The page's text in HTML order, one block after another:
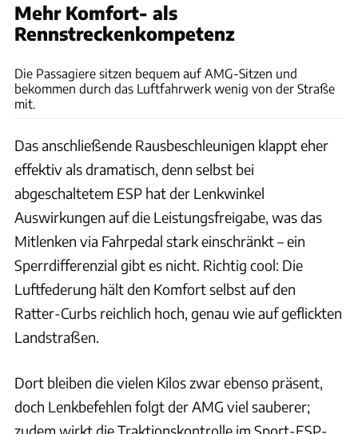
Mehr Komfort- als
Rennstreckenkompetenz
Die Passagiere sitzen bequem auf AMG-Sitzen und
bekommen durch das Luftfahrwerk wenig von der Straße
mit.
Das anschließende Rausbeschleunigen klappt eher
effektiv als dramatisch, denn selbst bei
abgeschaltetem ESP hat der Lenkwinkel
Auswirkungen auf die Leistungsfreigabe, was das
Mitlenken via Fahrpedal stark einschränkt – ein
Sperrdifferenzial gibt es nicht. Richtig cool: Die
Luftfederung hält den Komfort selbst auf den
Ratter-Curbs reichlich hoch, genau wie auf geflickten
Landstraßen.
Dort bleiben die vielen Kilos zwar ebenso präsent,
doch Lenkbefehlen folgt der AMG viel sauberer;
zudem wirkt die Traktionskontrolle im Sport-ESP-